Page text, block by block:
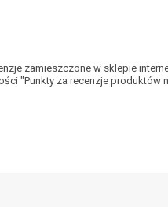
zamieszczone w sklepie
"Punkty za recenzje produktów